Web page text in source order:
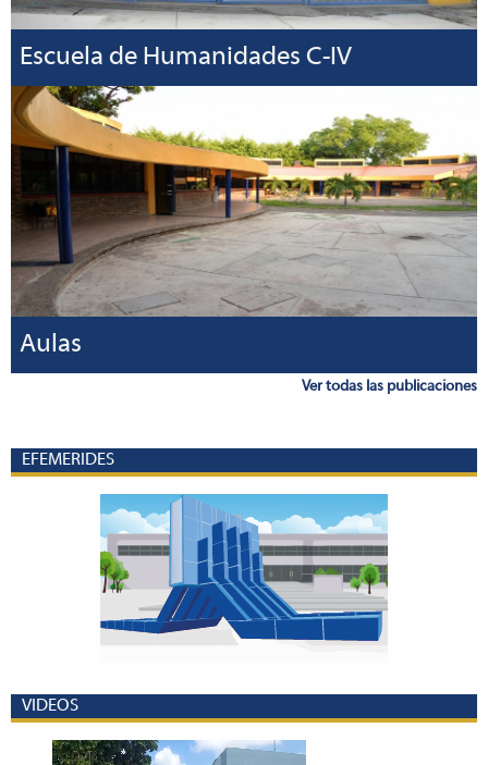
Escuela de Humanidades C-IV
Aulas
Ver todas las publicaciones
EFEMERIDES
VIDEOS